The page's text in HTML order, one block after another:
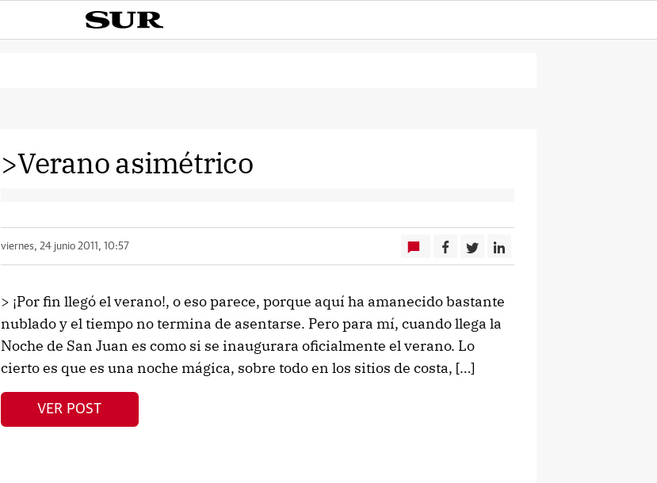
>Verano asimétrico
viernes, 24 junio 2011, 10:57
> ¡Por fin llegó el verano!, o eso parece, porque aquí ha amanecido bastante
nublado y el tiempo no termina de asentarse. Pero para mí, cuando llega la
Noche de San Juan es como si se inaugurara oficialmente el verano. Lo
cierto es que es una noche mágica, sobre todo en los sitios de costa, […]
VER POST